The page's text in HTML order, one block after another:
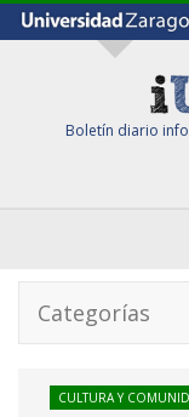
Boletín diario
Categorías
CULTURA Y